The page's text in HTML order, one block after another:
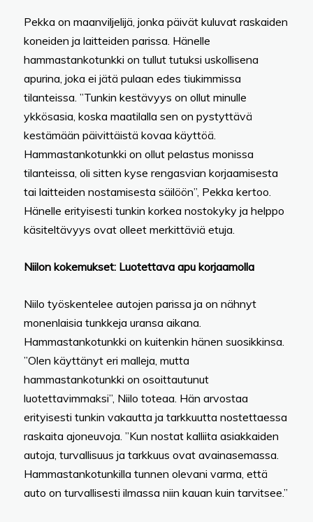
Pekka on maanviljelijä, jonka päivät kuluvat raskaiden
koneiden ja laitteiden parissa. Hänelle
hammastankotunkki on tullut tutuksi uskollisena
apurina, joka ei jätä pulaan edes tiukimmissa
tilanteissa. ”Tunkin kestävyys on ollut minulle
ykkösasia, koska maatilalla sen on pystyttävä
kestämään päivittäistä kovaa käyttöä.
Hammastankotunkki on ollut pelastus monissa
tilanteissa, oli sitten kyse rengasvian korjaamisesta
tai laitteiden nostamisesta säilöön”, Pekka kertoo.
Hänelle erityisesti tunkin korkea nostokyky ja helppo
käsiteltävyys ovat olleet merkittäviä etuja.
Niilon kokemukset: Luotettava apu korjaamolla
Niilo työskentelee autojen parissa ja on nähnyt
monenlaisia tunkkeja uransa aikana.
Hammastankotunkki on kuitenkin hänen suosikkinsa.
”Olen käyttänyt eri malleja, mutta
hammastankotunkki on osoittautunut
luotettavimmaksi”, Niilo toteaa. Hän arvostaa
erityisesti tunkin vakautta ja tarkkuutta nostettaessa
raskaita ajoneuvoja. ”Kun nostat kalliita asiakkaiden
autoja, turvallisuus ja tarkkuus ovat avainasemassa.
Hammastankotunkilla tunnen olevani varma, että
auto on turvallisesti ilmassa niin kauan kuin tarvitsee.”